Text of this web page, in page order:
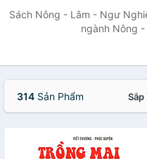
Sách Nông - Lâm - Ngư
ngành Nông
314 Sản Phẩm